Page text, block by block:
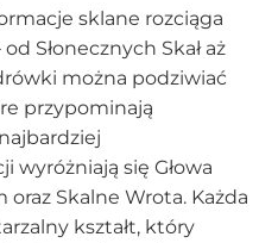
sklane rozciąga
Słonecznych Skał aż
można podziwiać
przypominają
wyróżniają się Głowa
oraz Skalne Wrota. Każda
kształt, który